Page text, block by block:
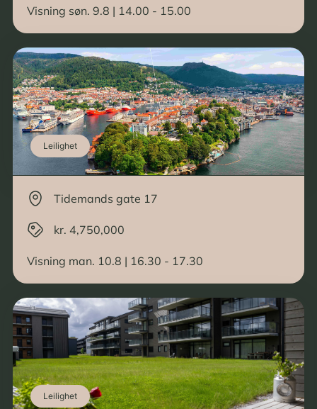
Visning søn. 9.8 | 14.00 - 15.00
Leilighet
Tidemands gate 17
kr. 4,750,000
Visning man. 10.8 | 16.30 - 17.30
Leilighet